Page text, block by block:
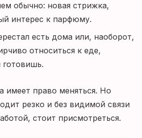
обычно: новая стрижка,
интерес к парфюму.
есть дома или, наоборот,
относиться к еде,
имеет право меняться. Но
резко и без видимой связи
стоит присмотреться.